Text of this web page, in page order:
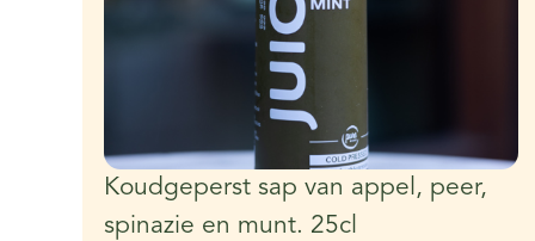
Koudgeperst sap van appel, peer,
spinazie en munt. 25cl